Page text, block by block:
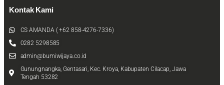
Kontak Kami
CS AMANDA ( +62 858-4276-7336)
0282 5298585
admin@bumiwijaya.co.id
Gunungnangka, Gentasari, Kec. Kroya, Kabupaten Cilacap, Jawa
Tengah 53282